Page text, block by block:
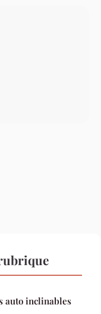
auto inclinables